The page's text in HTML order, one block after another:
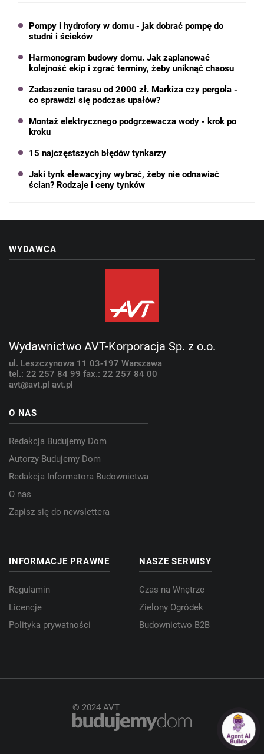
Pompy i hydrofory w domu - jak dobrać pompę do
studni i ścieków
Harmonogram budowy domu. Jak zaplanować
kolejność ekip i zgrać terminy, żeby uniknąć chaosu
Zadaszenie tarasu od 2000 zł. Markiza czy pergola -
co sprawdzi się podczas upałów?
Montaż elektrycznego podgrzewacza wody - krok po
kroku
15 najczęstszych błędów tynkarzy
Jaki tynk elewacyjny wybrać, żeby nie odnawiać
ścian? Rodzaje i ceny tynków
WYDAWCA
Wydawnictwo AVT-Korporacja Sp. z o.o.
ul. Leszczynowa 11 03-197 Warszawa
tel.: 22 257 84 99 fax.: 22 257 84 00
avt@avt.pl avt.pl
O NAS
Redakcja Budujemy Dom
Autorzy Budujemy Dom
Redakcja Informatora Budownictwa
O nas
Zapisz się do newslettera
INFORMACJE PRAWNE
Regulamin
Licencje
Polityka prywatności
NASZE SERWISY
Czas na Wnętrze
Zielony Ogródek
Budownictwo B2B
© 2024 AVT